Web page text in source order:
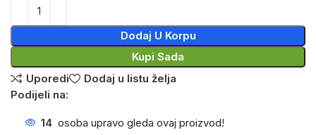
Dodaj U Korpu
Kupi Sada
Uporedi
Dodaj u listu želja
Podijeli na:
14 osoba upravo gleda ovaj proizvod!